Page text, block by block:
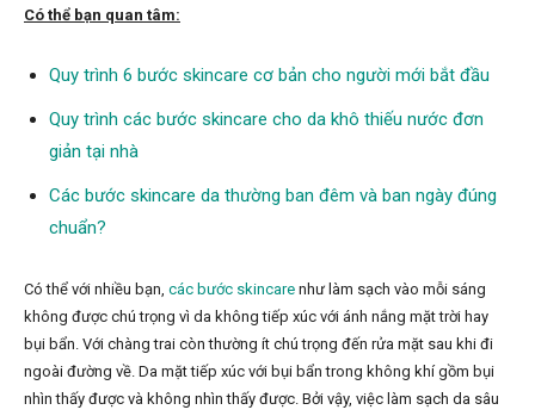
Có thể bạn quan tâm:
Quy trình 6 bước skincare cơ bản cho người mới bắt đầu
Quy trình các bước skincare cho da khô thiếu nước đơn
giản tại nhà
Các bước skincare da thường ban đêm và ban ngày đúng
chuẩn?
Có thể với nhiều bạn, các bước skincare như làm sạch vào mỗi sáng
không được chú trọng vì da không tiếp xúc với ánh nắng mặt trời hay
bụi bẩn. Với chàng trai còn thường ít chú trọng đến rửa mặt sau khi đi
ngoài đường về. Da mặt tiếp xúc với bụi bẩn trong không khí gồm bụi
nhìn thấy được và không nhìn thấy được. Bởi vậy, việc làm sạch da sâu